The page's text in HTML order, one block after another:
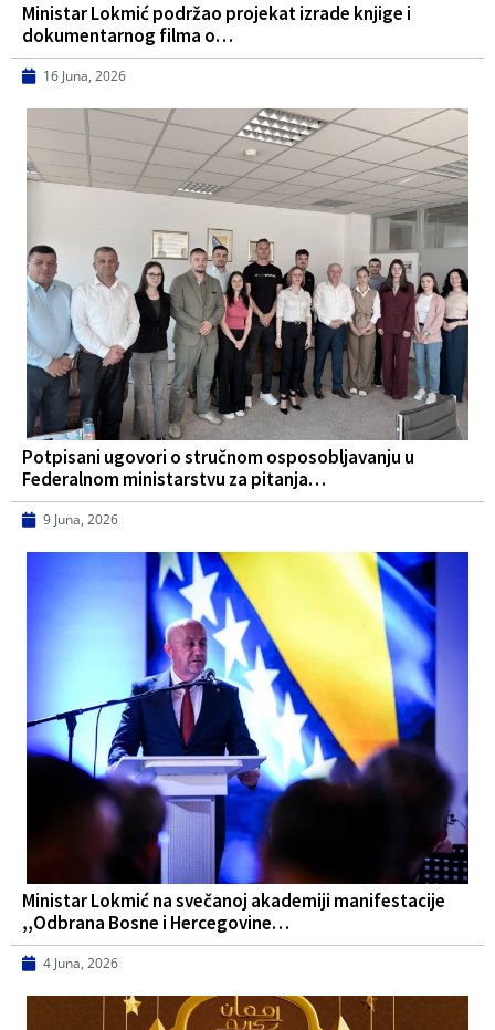
Ministar Lokmić podržao projekat izrade knjige i
dokumentarnog filma o…
16 Juna, 2026
Potpisani ugovori o stručnom osposobljavanju u
Federalnom ministarstvu za pitanja…
9 Juna, 2026
Ministar Lokmić na svečanoj akademiji manifestacije
,,Odbrana Bosne i Hercegovine…
4 Juna, 2026